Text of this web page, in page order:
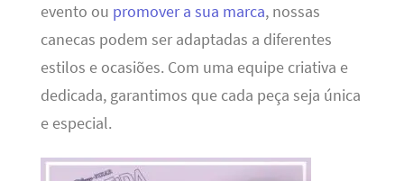
evento ou promover a sua marca, nossas
canecas podem ser adaptadas a diferentes
estilos e ocasiões. Com uma equipe criativa e
dedicada, garantimos que cada peça seja única
e especial.